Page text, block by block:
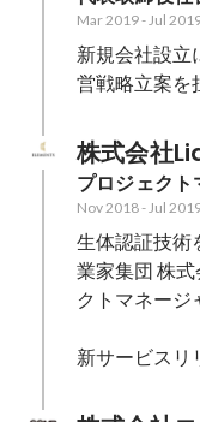
Mar 2019-Jul
新規会社設立
営戦略立案を
株式会社
プロジェク
Nov 2018-Jul
生体認証技術
業家集団 株
クトマネージ
新サービスリ